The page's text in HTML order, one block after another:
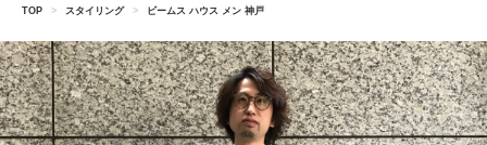
TOP > スタイリング > ビームス ハウス メン 神戸